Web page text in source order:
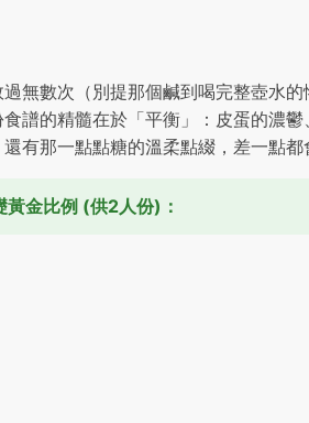
無數次（別提那個鹹到喝完整壺水
譜的精髓在於「平衡」：皮蛋的濃
有那一點點糖的溫柔點綴，差一點都
黃金比例 (供2人份)：